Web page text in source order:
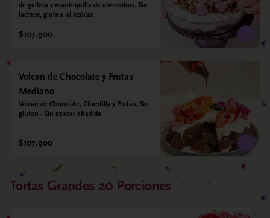
de galleta y mantequilla de almendras. Sin
lacteos, gluten ni azúcar.
$107.900
Volcan de Chocolate y Frutas
Mediano
Volcan de Chocolate, Chantilly y Frutas. Sin
gluten - Sin azucar añadida
$107.900
Tortas Grandes 20 Porciones